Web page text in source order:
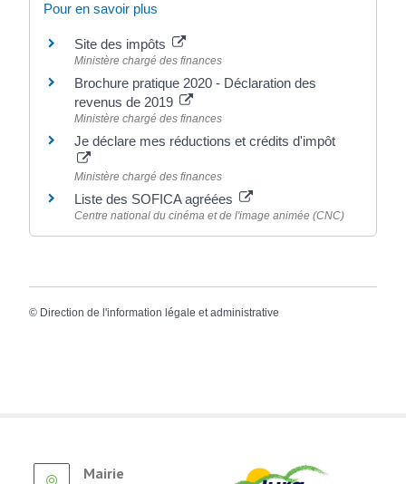
Pour en savoir plus
Site des impôts
Ministère chargé des finances
Brochure pratique 2020 - Déclaration des
revenus de 2019
Ministère chargé des finances
Je déclare mes réductions et crédits d'impôt
Ministère chargé des finances
Liste des SOFICA agréées
Centre national du cinéma et de l'image animée (CNC)
© Direction de l'information légale et administrative
Mairie